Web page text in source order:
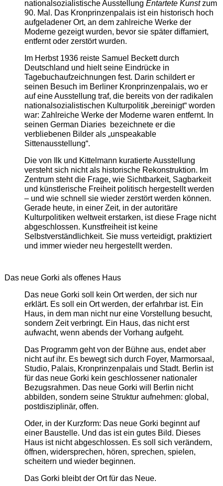
nationalsozialistische Ausstellung Entartete Kunstzum
90. Mal. Das Kronprinzenpalais ist ein historisch hoch
aufgeladener Ort, an dem zahlreiche Werke der
Moderne gezeigt wurden, bevor sie später diffamiert,
entfernt oder zerstört wurden.
Im Herbst 1936 reiste Samuel Beckett durch
Deutschland und hielt seine Eindrücke in
Tagebuchaufzeichnungen fest. Darin schildert er
seinen Besuch im Berliner Kronprinzenpalais, wo er
auf eine Ausstellung traf, die bereits von der radikalen
nationalsozialistischen Kulturpolitik „bereinigt“ worden
war: Zahlreiche Werke der Moderne waren entfernt. In
seinen German Diaries bezeichnete er die
verbliebenen Bilder als „unspeakable
Sittenausstellung“.
Die von Ilk und Kittelmann kuratierte Ausstellung
versteht sich nicht als historische Rekonstruktion. Im
Zentrum steht die Frage, wie Sichtbarkeit, Sagbarkeit
und künstlerische Freiheit politisch hergestellt werden
– und wie schnell sie wieder zerstört werden können.
Gerade heute, in einer Zeit, in der autoritäre
Kulturpolitiken weltweit erstarken, ist diese Frage nicht
abgeschlossen. Kunstfreiheit ist keine
Selbstverständlichkeit. Sie muss verteidigt, praktiziert
und immer wieder neu hergestellt werden.
Das neue Gorki als offenes Haus
Das neue Gorki soll kein Ort werden, der sich nur
erklärt. Es soll ein Ort werden, der erfahrbar ist. Ein
Haus, in dem man nicht nur eine Vorstellung besucht,
sondern Zeit verbringt. Ein Haus, das nicht erst
aufwacht, wenn abends der Vorhang aufgeht.
Das Programm geht von der Bühne aus, endet aber
nicht auf ihr. Es bewegt sich durch Foyer, Marmorsaal,
Studio, Palais, Kronprinzenpalais und Stadt. Berlin ist
für das neue Gorki kein geschlossener nationaler
Bezugsrahmen. Das neue Gorki will Berlin nicht
abbilden, sondern seine Struktur aufnehmen: global,
postdisziplinär, offen.
Oder, in der Kurzform: Das neue Gorki beginnt auf
einer Baustelle. Und das ist ein gutes Bild. Dieses
Haus ist nicht abgeschlossen. Es soll sich verändern,
öffnen, widersprechen, hören, sprechen, spielen,
scheitern und wieder beginnen.
Das Gorki bleibt der Ort für das Neue.